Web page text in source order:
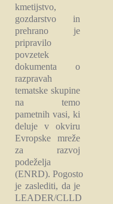
kmetijstvo,
gozdarstvo in
prehrano je
pripravilo
povzetek
dokumenta o
razpravah
tematske skupine
na temo
pametnih vasi, ki
deluje v okviru
Evropske mreže
za razvoj
podeželja
(ENRD). Pogosto
je zaslediti, da je
LEADER/CLLD